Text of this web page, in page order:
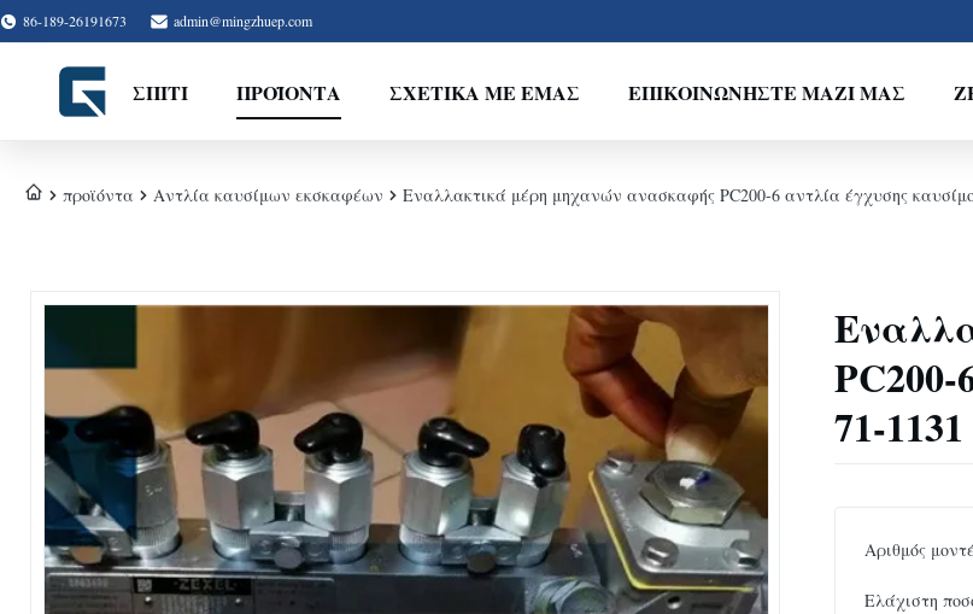
86-189-26191673 admin@mingzhuep.com
ΣΠΊΤΙ ΠΡΟΪΌΝΤΑ ΣΧΕΤΙΚΆ ΜΕ ΕΜΆΣ ΕΠΙΚΟΙΝΩΝΉΣΤΕ ΜΑΖΊ ΜΑΣ
προϊόντα Αντλία καυσίμων εκσκαφέων Εναλλακτικά μέρη μηχανών ανασκαφής PC200-6 αντλία έγχυσης
71-1131
Αριθμός
Ελάχιστη